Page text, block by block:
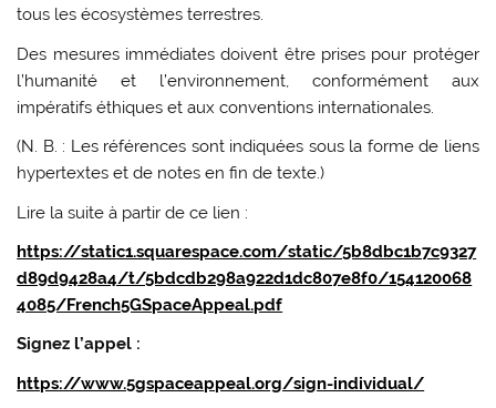
tous les écosystèmes terrestres.
Des mesures immédiates doivent être prises pour protéger
l’humanité et l’environnement, conformément aux
impératifs éthiques et aux conventions internationales.
(N. B. : Les références sont indiquées sous la forme de liens
hypertextes et de notes en fin de texte.)
Lire la suite à partir de ce lien :
https://static1.squarespace.com/static/5b8dbc1b7c9327
d89d9428a4/t/5bdcdb298a922d1dc807e8f0/154120068
4085/French5GSpaceAppeal.pdf
Signez l’appel :
https://www.5gspaceappeal.org/sign-individual/